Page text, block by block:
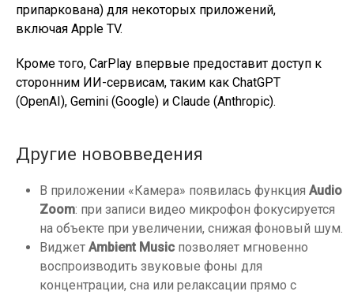
припаркована) для некоторых приложений,
включая Apple TV.
Кроме того, CarPlay впервые предоставит доступ к
сторонним ИИ-сервисам, таким как ChatGPT
(OpenAI), Gemini (Google) и Claude (Anthropic).
Другие нововведения
В приложении «Камера» появилась функция Audio
Zoom: при записи видео микрофон фокусируется
на объекте при увеличении, снижая фоновый шум.
Виджет Ambient Music позволяет мгновенно
воспроизводить звуковые фоны для
концентрации, сна или релаксации прямо с